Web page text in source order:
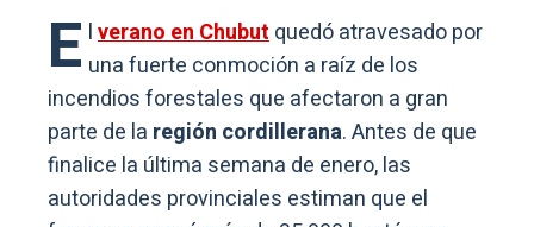
E lverano en Chubutquedó atravesado por
una fuerte conmoción a raíz de los
incendios forestales que afectaron a gran
parte de la región cordillerana. Antes de que
finalice la última semana de enero, las
autoridades provinciales estiman que el